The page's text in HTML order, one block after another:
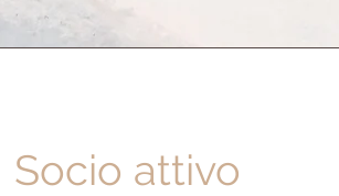
Socio attivo